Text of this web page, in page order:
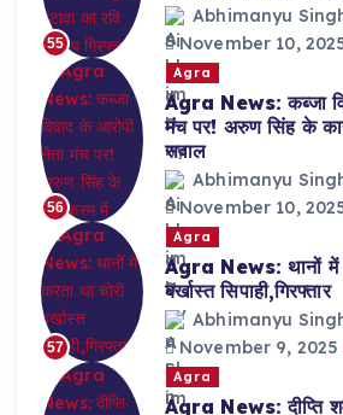
55
Abhimanyu
November 10,
56
Agra
Agra News: कब्जा
मंच पर! अरुण सिंह के
सवाल
Abhimanyu
November 10,
57
Agra
Agra News: थानों में
बर्खास्त सिपाही,गिरफ्तार
Abhimanyu
November 9, 2025
Agra
Agra News: दीप्ति